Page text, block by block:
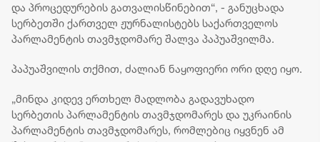
და პროცედურების გათვალისწინებით“, - განუცხადა
სერბეთში ქართველ ჟურნალისტებს საქართველოს
პარლამენტის თავმჯდომარე შალვა პაპუაშვილმა.
პაპუაშვილის თქმით, ძალიან ნაყოფიერი ორი დღე იყო.
„მინდა კიდევ ერთხელ მადლობა გადავუხადო
სერბეთის პარლამენტის თავმჯდომარეს და უკრაინის
პარლამენტის თავმჯდომარეს, რომლებიც იყვნენ ამ